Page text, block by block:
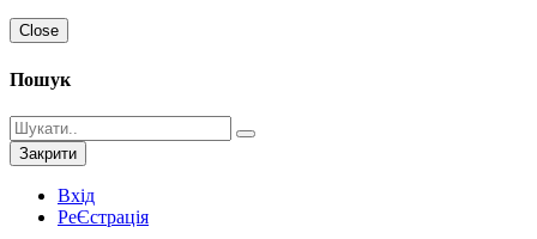
Close
Пошук
Закрити
Вхід
РеЄстрація